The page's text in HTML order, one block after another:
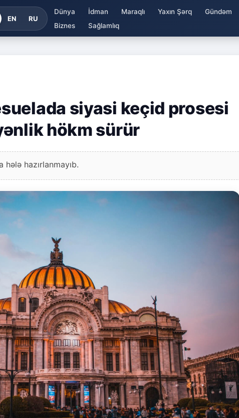
EN RU
Dünya İdman Maraqlı Yaxın Şərq Gündəm
Biznes
Sağlamlıq
siyasi keçid prosesi
hökm sürür
hələ hazırlanmayıb.